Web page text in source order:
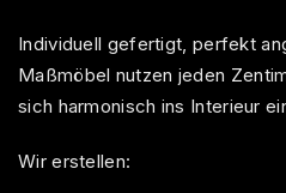
Individuell gefertigt, perfekt
Maßmöbel nutzen jeden
sich harmonisch ins Interieur
Wir erstellen: